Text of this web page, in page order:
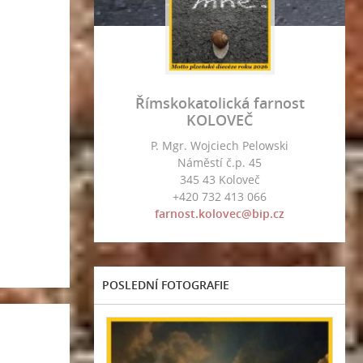
Římskokatolická farnost
KOLOVEČ
P. Mgr. Wojciech Pelowski
Náměstí č.p. 45
345 43 Koloveč
+420 732 413 066
farnost.kolovec@bip.cz
POSLEDNÍ FOTOGRAFIE